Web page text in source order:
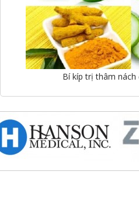
Bí kíp trị thâm